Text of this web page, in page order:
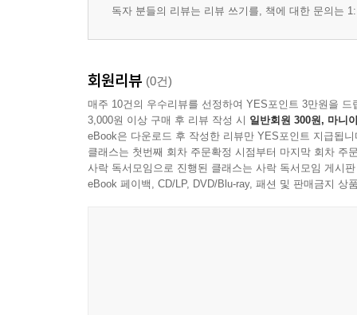
수비 목표와 우선순위
지역 수비의 기본 구조
협력 수비의 원칙
파울 관리와 위험 통제
골키퍼와 수비의 연동
제5장 전환 상황 운영의 핵심
독자 분들의 리뷰는 리뷰 쓰기를, 책에 대한 문의는
회원리뷰 (0건)
매주 10건의 우수리뷰를 선정하여 YES포인트 3만원을 드
3,000원 이상 구매 후 리뷰 작성 시 일반회원 300원, 마니
eBook은 다운로드 후 작성한 리뷰만 YES포인트 지급됩니
클래스는 첫번째 회차 주문확정 시점부터 마지막 회차 주
사락 독서모임으로 진행된 클래스는 사락 독서모임 게시
eBook 페이백, CD/LP, DVD/Blu-ray, 패션 및 판매금지 상